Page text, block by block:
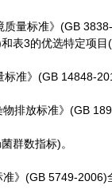
量标准》(GB
表3的优选特定项目
准》(GB 14848-
排放标准》(GB
群数指标)。
》(GB 5749-2006)